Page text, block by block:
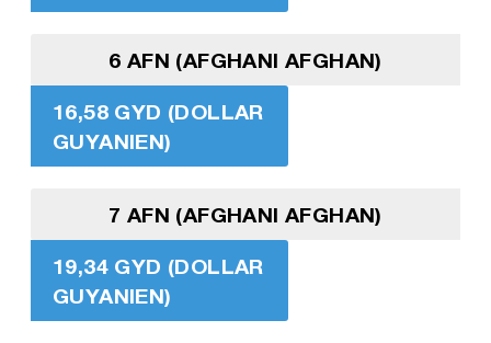
6 AFN (AFGHANI AFGHAN)
16,58 GYD (DOLLAR
GUYANIEN)
7 AFN (AFGHANI AFGHAN)
19,34 GYD (DOLLAR
GUYANIEN)